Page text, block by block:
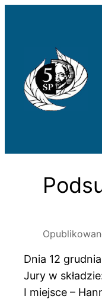
Dnia 12
Jury w
I miejsce –